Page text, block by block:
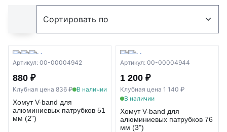
Артикул: 00-00004942
880 ₽
Клубная цена 836 ₽ В наличии
Хомут V-band для
алюминиевых патрубков 51
мм (2")
Артикул: 00-00004944
1 200 ₽
Клубная цена 1 140 ₽
В наличии
Хомут V-band для
алюминиевых патрубков 76
мм (3")